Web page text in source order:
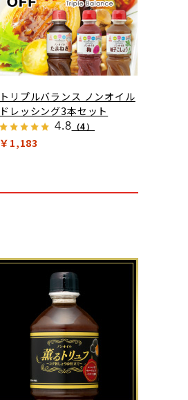
トリプルバランス ノンオイル
ドレッシング3本セット
4.8 （4）
￥1,183